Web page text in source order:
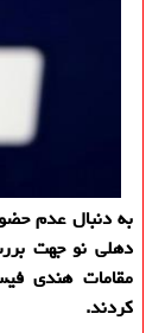
به دنبال عدم
دهلی نو جهت
مقامات هندی
كردند.